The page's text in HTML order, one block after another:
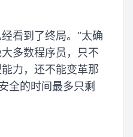
看到了终局。“太确
多数程序员，只不
力，还不能变革那
全的时间最多只剩